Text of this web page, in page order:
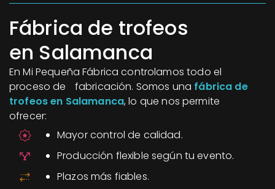
Fábrica de trofeos
en Salamanca
En Mi Pequeña Fábrica controlamos todo el
proceso de fabricación. Somos una fábrica de
trofeos en Salamanca, lo que nos permite
ofrecer:
Mayor control de calidad.
Producción flexible según tu evento.
Plazos más fiables.